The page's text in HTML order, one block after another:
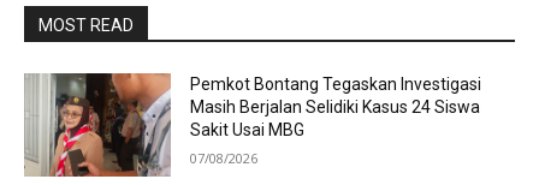
MOST READ
Pemkot Bontang Tegaskan Investigasi
Masih Berjalan Selidiki Kasus 24 Siswa
Sakit Usai MBG
07/08/2026